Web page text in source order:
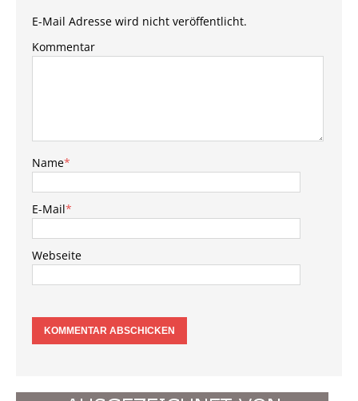
E-Mail Adresse wird nicht veröffentlicht.
Kommentar
Name*
E-Mail*
Webseite